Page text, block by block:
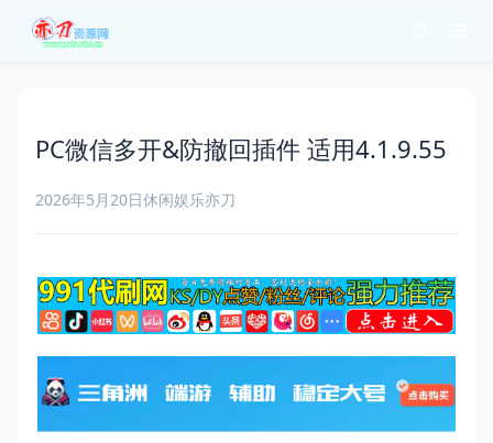
PC微信多开&防撤回插件 适用4.1.9.55
2026年5月20日休闲娱乐亦刀